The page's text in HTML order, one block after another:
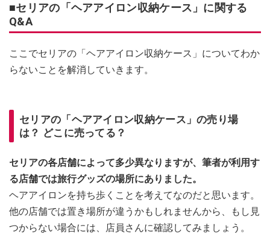
■セリアの「ヘアアイロン収納ケース」に関する
Q&A
ここでセリアの「ヘアアイロン収納ケース」についてわか
らないことを解消していきます。
セリアの「ヘアアイロン収納ケース」の売り場
は？ どこに売ってる？
セリアの各店舗によって多少異なりますが、筆者が利用す
る店舗では旅行グッズの場所にありました。
ヘアアイロンを持ち歩くことを考えてなのだと思います。
他の店舗では置き場所が違うかもしれませんから、もし見
つからない場合には、店員さんに確認してみましょう。